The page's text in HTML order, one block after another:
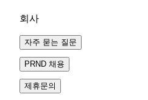
회사
자주 묻는 질문
PRND 채용
제휴문의